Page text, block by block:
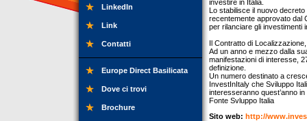
LinkedIn
Link
Contatti
Europe Direct Basilicata
Dove ci trovi
Brochure
investire in Italia.
Lo stabilisce il nuovo
recentemente approvato dal
per rilanciare gli investimenti
Il Contratto di
Ad un anno e mezzo dalla
manifestazioni di interesse,
definizione.
Un numero destinato a
InvestInItaly che Sviluppo
interesseranno quest’anno
Fonte Svluppo Italia
Sito web: http://